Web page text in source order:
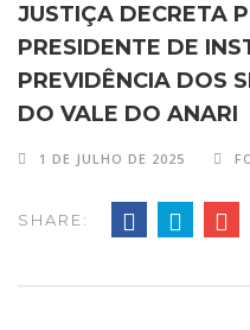
JUSTIÇA DECRETA
PRESIDENTE DE
PREVIDÊNCIA DOS
DO VALE DO ANARI
1 DE JULHO DE 2025
SHARE: